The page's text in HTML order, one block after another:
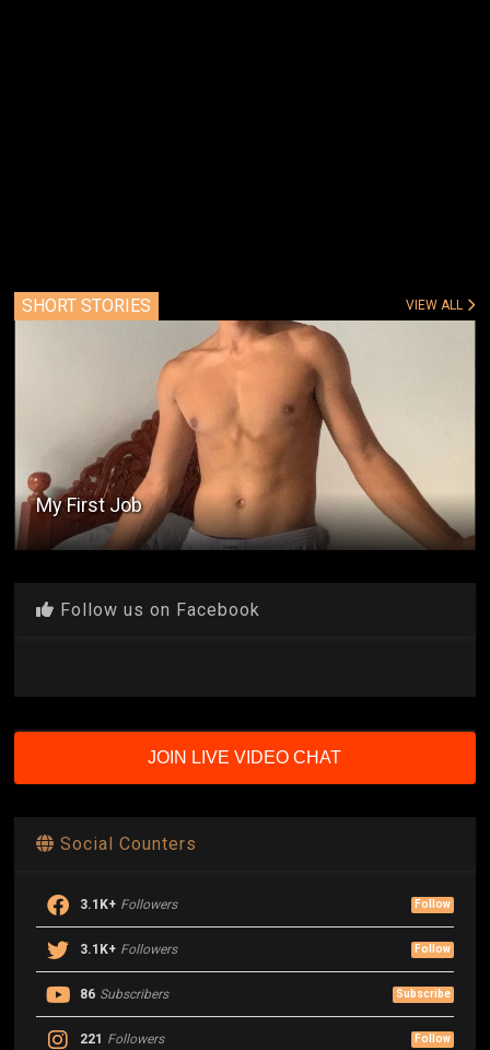
SHORT STORIES VIEW ALL
My First Job
Follow us on Facebook
JOIN LIVE VIDEO CHAT
Social Counters
3.1K+ Followers Follow
3.1K+ Followers Follow
86 Subscribers Subscribe
221 Followers Follow